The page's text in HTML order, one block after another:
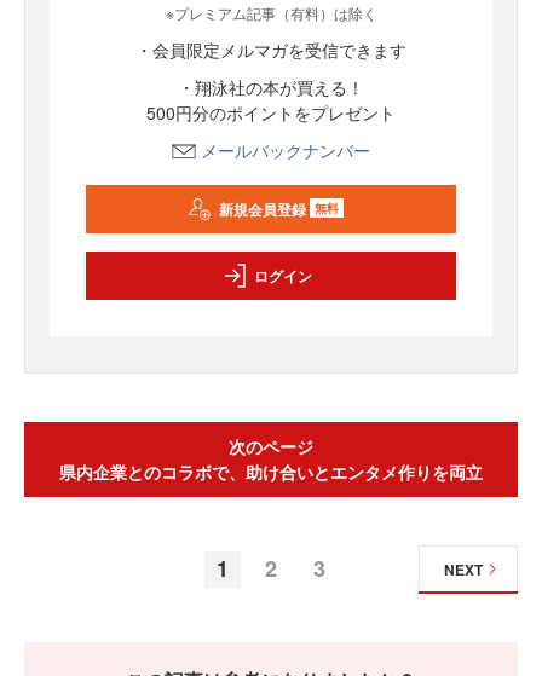
※プレミアム記事（有料）は除く
・会員限定メルマガを受信できます
・翔泳社の本が買える！
500円分のポイントをプレゼント
メールバックナンバー
新規会員登録 無料
ログイン
次のページ
県内企業とのコラボで、助け合いとエンタメ作りを両立
1 2 3 NEXT